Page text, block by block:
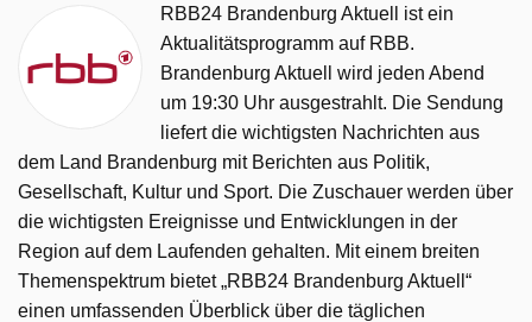
RBB24 Brandenburg Aktuell ist ein
Aktualitätsprogramm auf RBB.
Brandenburg Aktuell wird jeden Abend
um 19:30 Uhr ausgestrahlt. Die Sendung
liefert die wichtigsten Nachrichten aus
dem Land Brandenburg mit Berichten aus Politik,
Gesellschaft, Kultur und Sport. Die Zuschauer werden über
die wichtigsten Ereignisse und Entwicklungen in der
Region auf dem Laufenden gehalten. Mit einem breiten
Themenspektrum bietet „RBB24 Brandenburg Aktuell“
einen umfassenden Überblick über die täglichen